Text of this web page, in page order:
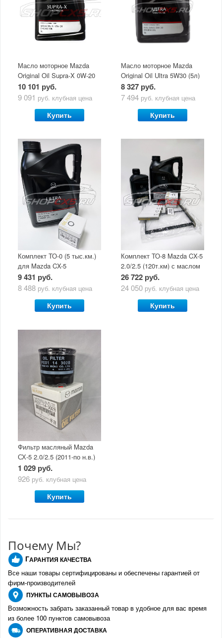
Масло моторное Mazda
Original Oil Supra-X 0W-20
(5 л)
10 101 руб.
9 091 руб. клубная цена
Купить
Масло моторное Mazda
Original Oil Ultra 5W30 (5л)
8 327 руб.
7 494 руб. клубная цена
Купить
Комплект ТО-0 (5 тыс.км.)
для Mazda CX-5
(двигатель 2.0/2.5) с
маслом Mazda Original Oil
9 431 руб.
8 488 руб. клубная цена
Купить
Комплект ТО-8 Mazda CX-5
2.0/2.5 (120т.км) с маслом
Mazda Original Oil Ultra
5W30
26 722 руб.
24 050 руб. клубная цена
Купить
Фильтр масляный Mazda
СХ-5 2.0/2.5 (2011-по н.в.)
1 029 руб.
926 руб. клубная цена
Купить
Почему Мы?
ГАРАНТИЯ КАЧЕСТВА
Все наши товары сертифицированы и обеспечены гарантией от
фирм-производителей
ПУНКТЫ САМОВЫВОЗА
Возможность забрать заказанный товар в удобное для вас время
из более 100 пунктов самовывоза
ОПЕРАТИВНАЯ ДОСТАВКА